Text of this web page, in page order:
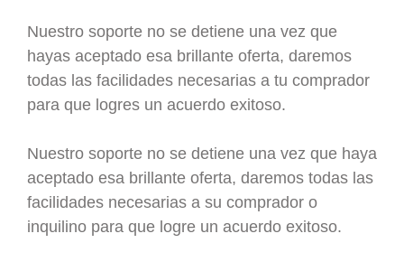
Nuestro soporte no se detiene una vez que
hayas aceptado esa brillante oferta, daremos
todas las facilidades necesarias a tu comprador
para que logres un acuerdo exitoso.
Nuestro soporte no se detiene una vez que haya
aceptado esa brillante oferta, daremos todas las
facilidades necesarias a su comprador o
inquilino para que logre un acuerdo exitoso.